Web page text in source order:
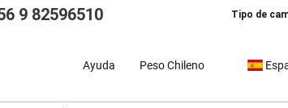
9 82596510 Tipo de
Ayuda Peso Chileno